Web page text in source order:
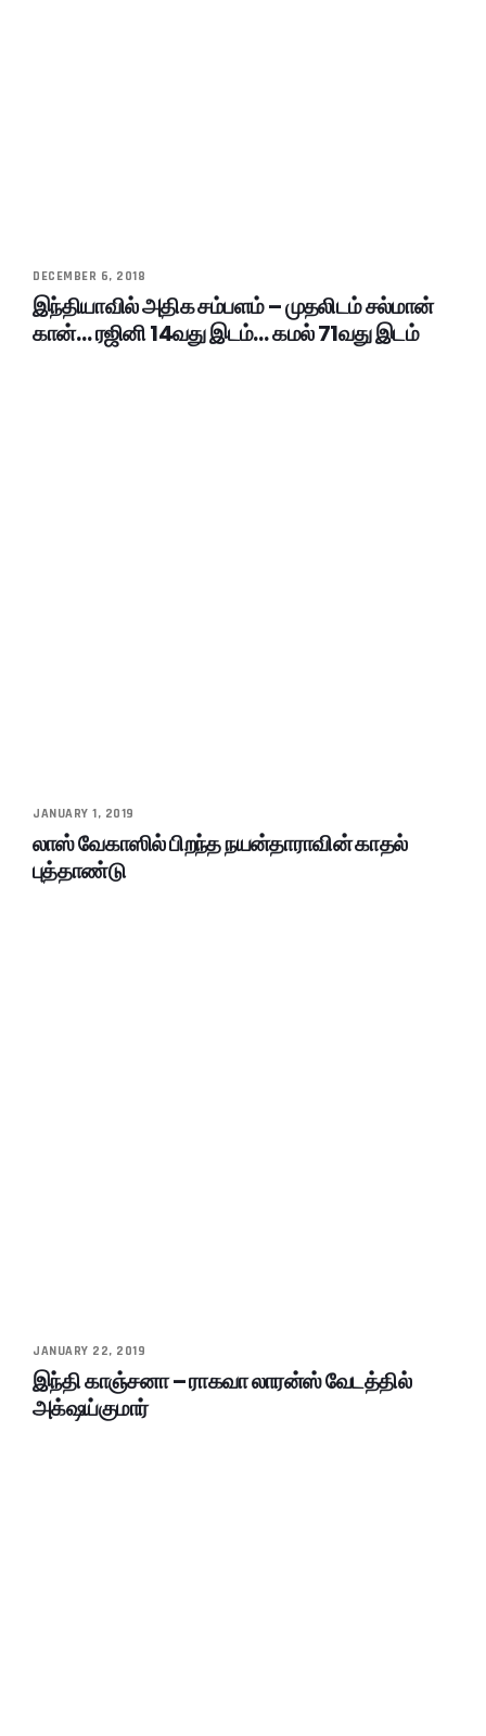
DECEMBER 6, 2018
இந்தியாவில் அதிக சம்பளம் – முதலிடம் சல்மான்
கான்… ரஜினி 14வது இடம்… கமல் 71வது இடம்
JANUARY 1, 2019
லாஸ் வேகாஸில் பிறந்த நயன்தாராவின் காதல்
புத்தாண்டு
JANUARY 22, 2019
இந்தி காஞ்சனா – ராகவா லாரன்ஸ் வேடத்தில்
அக்‌ஷய்குமார்